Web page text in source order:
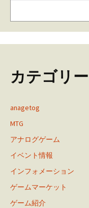
カテゴリー
anagetog
MTG
アナログゲーム
イベント情報
インフォメーション
ゲームマーケット
ゲーム紹介